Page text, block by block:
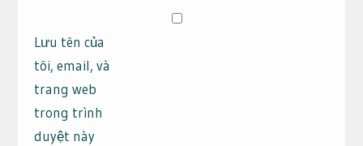
Lưu tên của
tôi, email, và
trang web
trong trình
duyệt này